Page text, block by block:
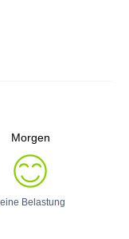
Morgen
Belastung